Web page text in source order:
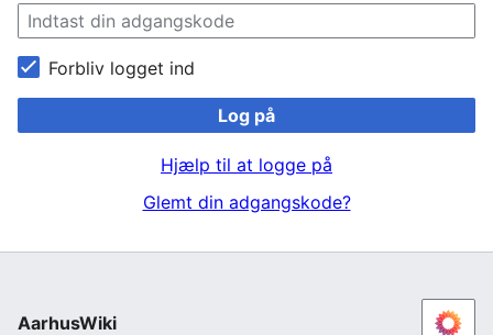
Forbliv logget ind
Log på
Hjælp til at logge på
Glemt din adgangskode?
AarhusWiki